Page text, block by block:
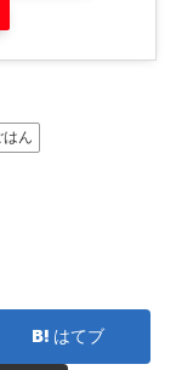
はん
はてブ